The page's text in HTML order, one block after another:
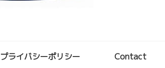
プライバシーポリシー Contact